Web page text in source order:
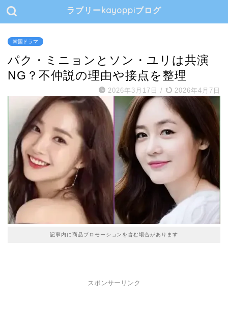
ラブリーkayoppiブログ
韓国ドラマ
パク・ミニョンとソン・ユリは共演
NG？不仲説の理由や接点を整理
2026年3月17日 / 2026年4月7日
記事内に商品プロモーションを含む場合があります
スポンサーリンク